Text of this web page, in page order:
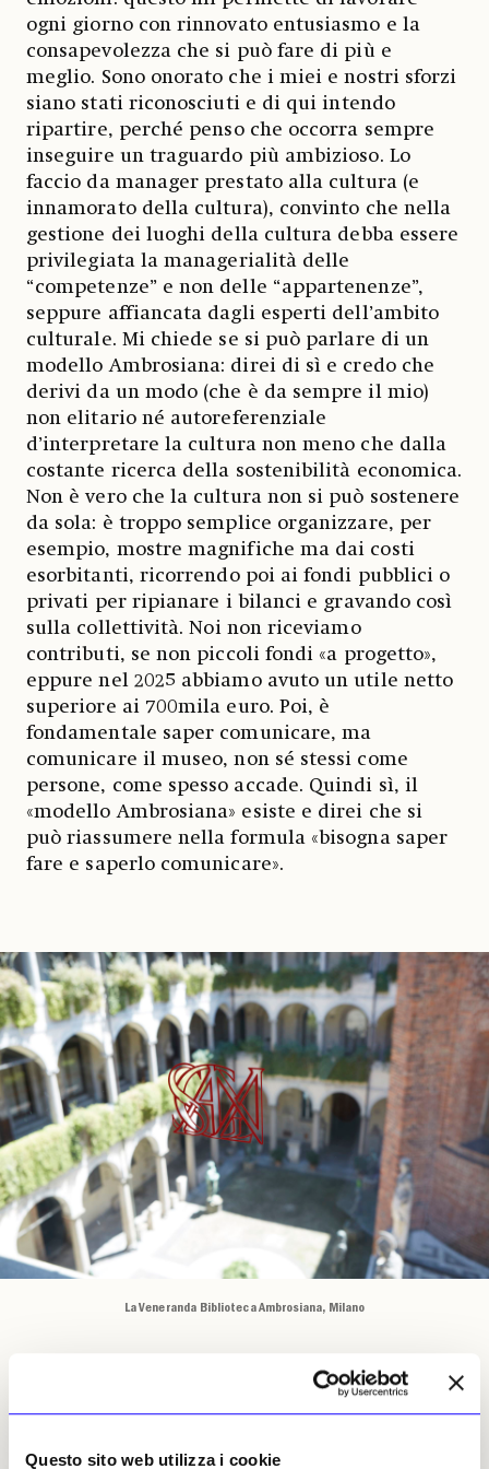
Questo sito web utilizza i cookie
ogni giorno con rinnovato entusiasmo e la
consapevolezza che si può fare di più e
meglio. Sono onorato che i miei e nostri sforzi
siano stati riconosciuti e di qui intendo
ripartire, perché penso che occorra sempre
inseguire un traguardo più ambizioso. Lo
faccio da manager prestato alla cultura (e
innamorato della cultura), convinto che nella
gestione dei luoghi della cultura debba essere
privilegiata la managerialità delle
“competenze” e non delle “appartenenze”,
seppure affiancata dagli esperti dell’ambito
culturale. Mi chiede se si può parlare di un
modello Ambrosiana: direi di sì e credo che
derivi da un modo (che è da sempre il mio)
non elitario né autoreferenziale
d’interpretare la cultura non meno che dalla
costante ricerca della sostenibilità economica.
Non è vero che la cultura non si può sostenere
da sola: è troppo semplice organizzare, per
esempio, mostre magnifiche ma dai costi
esorbitanti, ricorrendo poi ai fondi pubblici o
privati per ripianare i bilanci e gravando così
sulla collettività. Noi non riceviamo
contributi, se non piccoli fondi «a progetto»,
eppure nel 2025 abbiamo avuto un utile netto
superiore ai 700mila euro. Poi, è
fondamentale saper comunicare, ma
comunicare il museo, non sé stessi come
persone, come spesso accade. Quindi sì, il
«modello Ambrosiana» esiste e direi che si
può riassumere nella formula «bisogna saper
fare e saperlo comunicare».
La Veneranda Biblioteca Ambrosiana, Milano
È stato delineato anche il Piano strategico